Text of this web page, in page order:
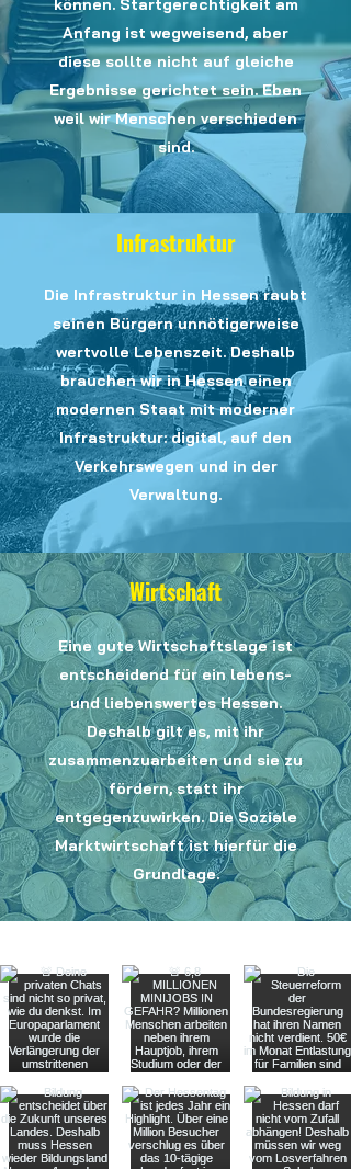
können. Startgerechtigkeit am
Anfang ist wegweisend, aber
diese sollte nicht auf gleiche
Ergebnisse gerichtet sein. Eben
weil wir Menschen verschieden
sind.
Infrastruktur
Die Infrastruktur in Hessen raubt
seinen Bürgern unnötigerweise
wertvolle Lebenszeit. Deshalb
brauchen wir in Hessen einen
modernen Staat mit moderner
Infrastruktur: digital, auf den
Verkehrswegen und in der
Verwaltung.
Wirtschaft
Eine gute Wirtschaftslage ist
entscheidend für ein lebens-
und liebenswertes Hessen.
Deshalb gilt es, mit ihr
zusammenzuarbeiten und sie zu
fördern, statt ihr
entgegenzuwirken. Die Soziale
Marktwirtschaft ist hierfür die
Grundlage.